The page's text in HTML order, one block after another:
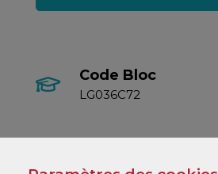
Code Bloc
LG036C72